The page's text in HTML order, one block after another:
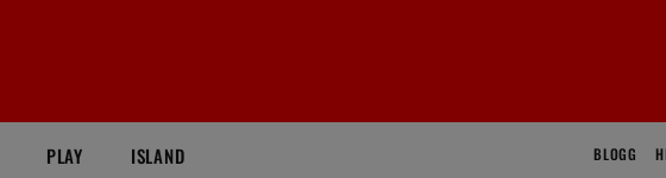
PLAY ISLAND BLOGG